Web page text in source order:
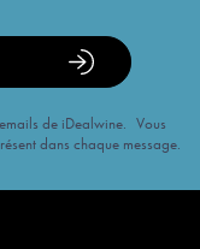
de iDealwine. Vous
dans chaque message.